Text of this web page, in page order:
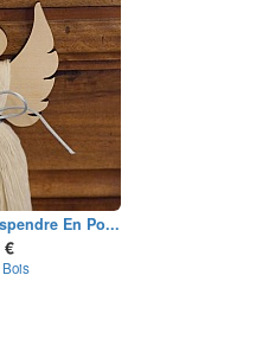
En Po...
€
Bois